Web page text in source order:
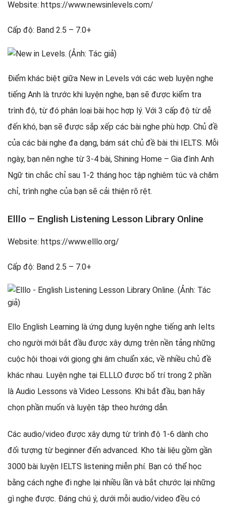
Website: https://www.newsinlevels.com/
Cấp độ: Band 2.5 – 7.0+
Điểm khác biệt giữa New in Levels với các web luyện nghe
tiếng Anh là trước khi luyện nghe, bạn sẽ được kiểm tra
trình độ, từ đó phân loại bài học hợp lý. Với 3 cấp độ từ dễ
đến khó, bạn sẽ được sắp xếp các bài nghe phù hợp. Chủ đề
của các bài nghe đa dạng, bám sát chủ đề bài thi IELTS. Mỗi
ngày, bạn nên nghe từ 3-4 bài, Shining Home – Gia đình Anh
Ngữ tin chắc chỉ sau 1-2 tháng học tập nghiêm túc và chăm
chỉ, trình nghe của bạn sẽ cải thiện rõ rệt.
Elllo – English Listening Lesson Library Online
Website: https://www.elllo.org/
Cấp độ: Band 2.5 – 7.0+
Ello English Learning là ứng dụng luyện nghe tiếng anh Ielts
cho người mới bắt đầu được xây dựng trên nền tảng những
cuộc hội thoại với giọng ghi âm chuẩn xác, về nhiều chủ đề
khác nhau. Luyện nghe tại ELLLO được bố trí trong 2 phần
là Audio Lessons và Video Lessons. Khi bắt đầu, bạn hãy
chọn phần muốn và luyện tập theo hướng dẫn.
Các audio/video được xây dựng từ trình độ 1-6 dành cho
đối tượng từ beginner đến advanced. Kho tài liệu gồm gần
3000 bài luyện IELTS listening miễn phí. Bạn có thể học
bằng cách nghe đi nghe lại nhiều lần và bắt chước lại những
gì nghe được. Đáng chú ý, dưới mỗi audio/video đều có